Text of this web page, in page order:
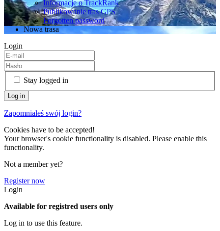
Informacje o TrackRank
Publikowanie tras GPS
Forgotten password
Nowa trasa
Login
Stay logged in
Zapomniałeś swój login?
Cookies have to be accepted!
Your browser's cookie functionality is disabled. Please enable this
functionality.
Not a member yet?
Register now
Login
Available for registred users only
Log in to use this feature.